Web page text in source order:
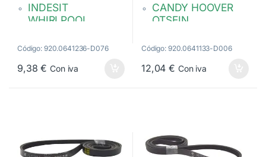
INDESIT
WHIRLPOOL
BALAY SMEG
Huthinson poly V.
4PJE 1236
00743658
C00309380
Código: 920.0641236-D076
9,38€ Con iva
CANDY HOOVER
OTSEIN
J4
90477167
Código: 920.0641133-D006
12,04€ Con iva